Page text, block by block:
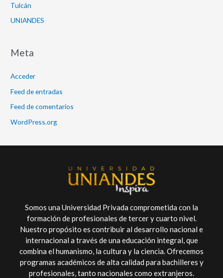
Tulcán
UNIANDES
Meta
Acceder
Feed de entradas
Feed de comentarios
WordPress.org
Somos una Universidad Privada comprometida con la
formación de profesionales de tercer y cuarto nivel.
Nuestro propósito es contribuir al desarrollo nacional e
internacional a través de una educación integral, que
combina el humanismo, la cultura y la ciencia. Ofrecemos
programas académicos de alta calidad para bachilleres y
profesionales, tanto nacionales como extranjeros.